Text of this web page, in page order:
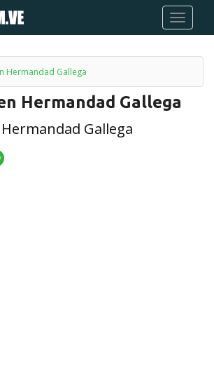
Hermandad Gallega
Hermandad Gallega
Gallega